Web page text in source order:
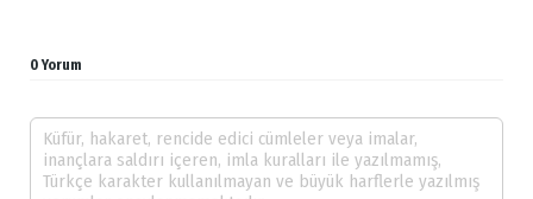
0 Yorum